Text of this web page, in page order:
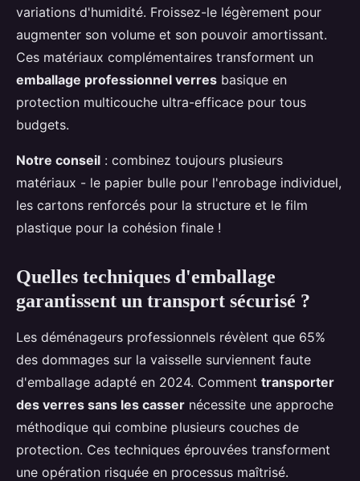
variations d'humidité. Froissez-le légèrement pour
augmenter son volume et son pouvoir amortissant.
Ces matériaux complémentaires transforment un
emballage professionnel verres basique en
protection multicouche ultra-efficace pour tous
budgets.
Notre conseil : combinez toujours plusieurs
matériaux - le papier bulle pour l'enrobage individuel,
les cartons renforcés pour la structure et le film
plastique pour la cohésion finale !
Quelles techniques d'emballage
garantissent un transport sécurisé ?
Les déménageurs professionnels révèlent que 65%
des dommages sur la vaisselle surviennent faute
d'emballage adapté en 2024. Comment transporter
des verres sans les casser nécessite une approche
méthodique qui combine plusieurs couches de
protection. Ces techniques éprouvées transforment
une opération risquée en processus maîtrisé.